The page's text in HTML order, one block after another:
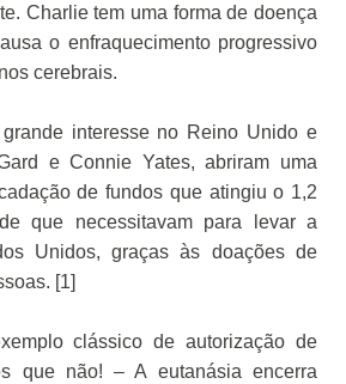
Charlie tem uma forma de doença
o enfraquecimento progressivo
cerebrais.
interesse no Reino Unido e
e Connie Yates, abriram uma
de fundos que atingiu o 1,2
que necessitavam para levar a
Unidos, graças às doações de
[1]
clássico de autorização de
que não! – A eutanásia encerra